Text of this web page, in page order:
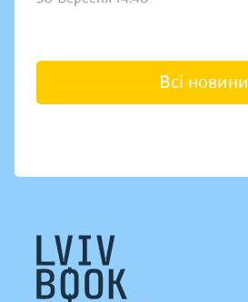
Всі новини